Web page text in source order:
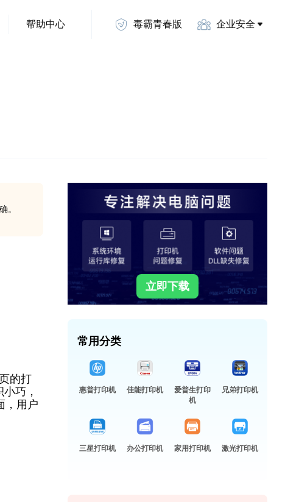
帮助中心 毒霸青春版 企业安全
。
的打
巧，
，用户
立即下载
常用分类
惠普打印机 佳能打印机
爱普生打印
机
兄弟打印机
三星打印机 办公打印机 家用打印机 激光打印机